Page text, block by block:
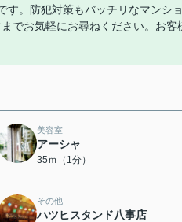
す。防犯対策もバッチリなマンシ
でお気軽にお尋ねください。お
美容室
アーシャ
35ｍ（1分）
その他
ハツヒスタンド八事店